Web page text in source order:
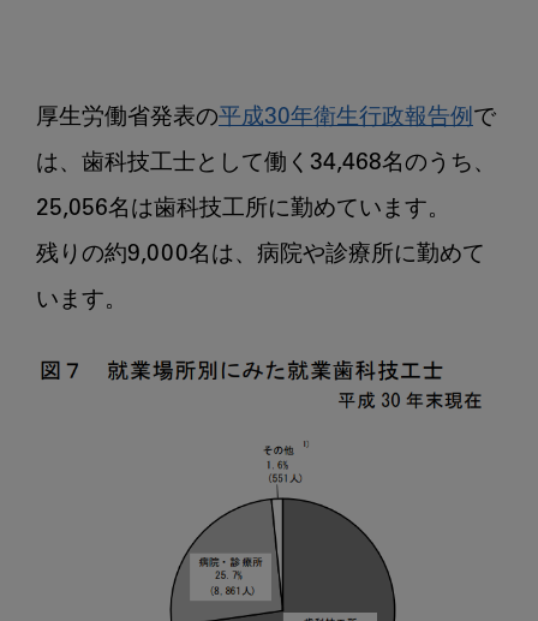
点
に
い
て
解
厚生労働省発表の平成30年衛生行政報告例 で
は、歯科技工士として働く34,468名のうち、
25,056名は歯科技工所に勤めています。
残りの約9,000名は、病院や診療所に勤めて